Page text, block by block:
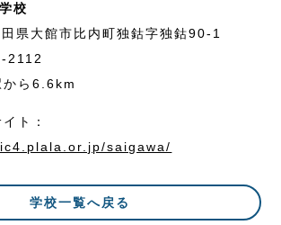
校
県大館市比内町独鈷字独鈷90-1
2112
から6.6km
ト：
saigawa/
学校一覧へ戻る